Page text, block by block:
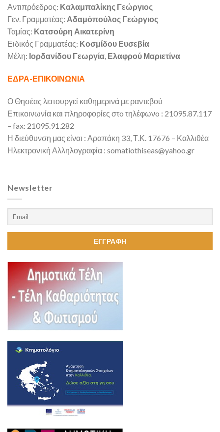
Αντιπρόεδρος: Καλαμπαλίκης Γεώργιος
Γεν. Γραμματέας: Αδαμόπούλος Γεώργιος
Ταμίας: Κατσούρη Αικατερίνη
Ειδικός Γραμματέας: Κοσμίδου Ευσεβία
Μέλη: Ιορδανίδου Γεωργία, Ελαφρού Μαριετίνα
ΕΔΡΑ-ΕΠΙΚΟΙΝΩΝΙΑ
Ο Θησέας λειτουργεί καθημερινά με ραντεβού
Επικοινωνία και πληροφορίες στo τηλέφωνo : 21095.87.117
– fax: 21095.91.282
Η διεύθυνση μας είναι : Αραπάκη 33, Τ.Κ. 17676 – Καλλιθέα
Ηλεκτρονική Αλληλογραφία : somatiothiseas@yahoo.gr
Newsletter